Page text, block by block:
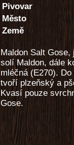
Pivovar
Město
Země
Maldon Salt
solí Maldon, dále
mléčná (E270).
tvoří plzeňský a
Kvasí pouze
Gose.